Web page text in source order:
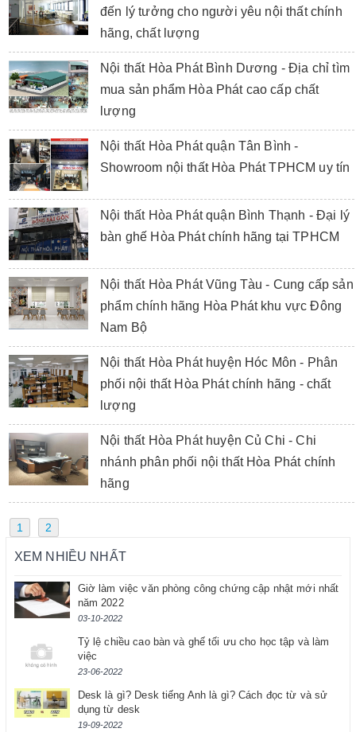
đến lý tưởng cho người yêu nội thất chính
hãng, chất lượng
Nội thất Hòa Phát Bình Dương - Địa chỉ tìm
mua sản phẩm Hòa Phát cao cấp chất
lượng
Nội thất Hòa Phát quận Tân Bình -
Showroom nội thất Hòa Phát TPHCM uy tín
Nội thất Hòa Phát quận Bình Thạnh - Đại lý
bàn ghế Hòa Phát chính hãng tại TPHCM
Nội thất Hòa Phát Vũng Tàu - Cung cấp sản
phẩm chính hãng Hòa Phát khu vực Đông
Nam Bộ
Nội thất Hòa Phát huyện Hóc Môn - Phân
phối nội thất Hòa Phát chính hãng - chất
lượng
Nội thất Hòa Phát huyện Củ Chi - Chi
nhánh phân phối nội thất Hòa Phát chính
hãng
1 2
XEM NHIỀU NHẤT
Giờ làm việc văn phòng công chứng cập nhật mới nhất
năm 2022
03-10-2022
Tỷ lệ chiều cao bàn và ghế tối ưu cho học tập và làm
việc
23-06-2022
Desk là gì? Desk tiếng Anh là gì? Cách đọc từ và sử
dụng từ desk
19-09-2022